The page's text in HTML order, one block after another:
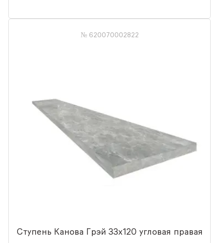
№ 620070002822
Ступень Канова Грэй 33x120 угловая правая